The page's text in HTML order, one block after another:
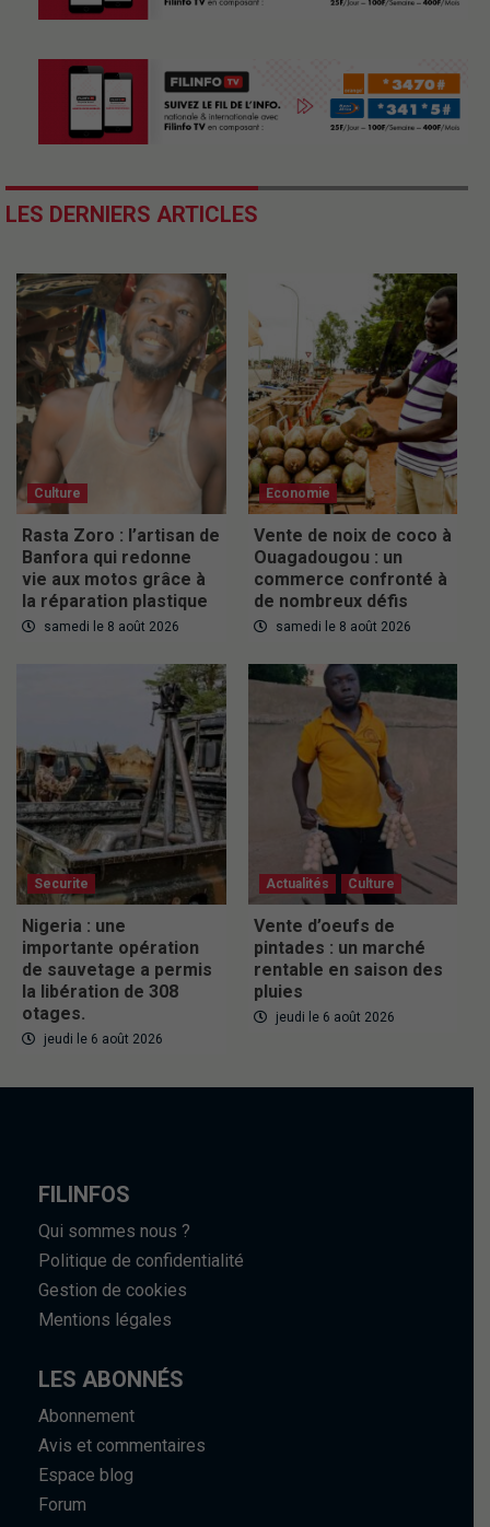
LES DERNIERS ARTICLES
Culture
Rasta Zoro : l’artisan de
Banfora qui redonne
vie aux motos grâce à
la réparation plastique
samedi le 8 août 2026
Economie
Vente de noix de coco à
Ouagadougou : un
commerce confronté à
de nombreux défis
samedi le 8 août 2026
Securite
Nigeria : une
importante opération
de sauvetage a permis
la libération de 308
otages.
jeudi le 6 août 2026
Actualités Culture
Vente d’oeufs de
pintades : un marché
rentable en saison des
pluies
jeudi le 6 août 2026
FILINFOS
Qui sommes nous ?
Politique de confidentialité
Gestion de cookies
Mentions légales
LES ABONNÉS
Abonnement
Avis et commentaires
Espace blog
Forum